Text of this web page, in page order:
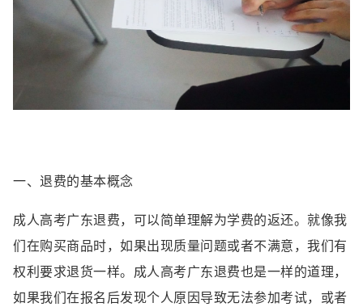
一、退费的基本概念
成人高考广东退费，可以简单理解为学费的返还。就像我
们在购买商品时，如果出现质量问题或者不满意，我们有
权利要求退货一样。成人高考广东退费也是一样的道理，
如果我们在报名后发现个人原因导致无法参加考试，或者